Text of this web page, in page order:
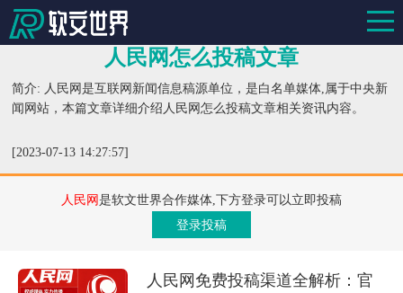
人民网怎么投稿文章
简介: 人民网是互联网新闻信息稿源单位，是白名单媒体,属于中央新
闻网站，本篇文章详细介绍人民网怎么投稿文章相关资讯内容。
[2023-07-13 14:27:57]
人民网是软文世界合作媒体,下方登录可以立即投稿
登录投稿
人民网免费投稿渠道全解析：官